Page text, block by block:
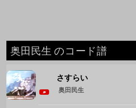
イージュー★ライダー
奥田民生
愛のために
奥田民生